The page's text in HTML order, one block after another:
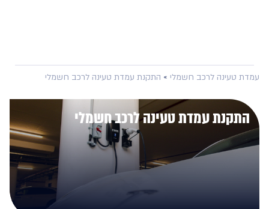
טעינה לרכב חשמלי » התקנת עמדת טעינה לרכב חשמלי
עמדת טעינה לרכב חשמלי